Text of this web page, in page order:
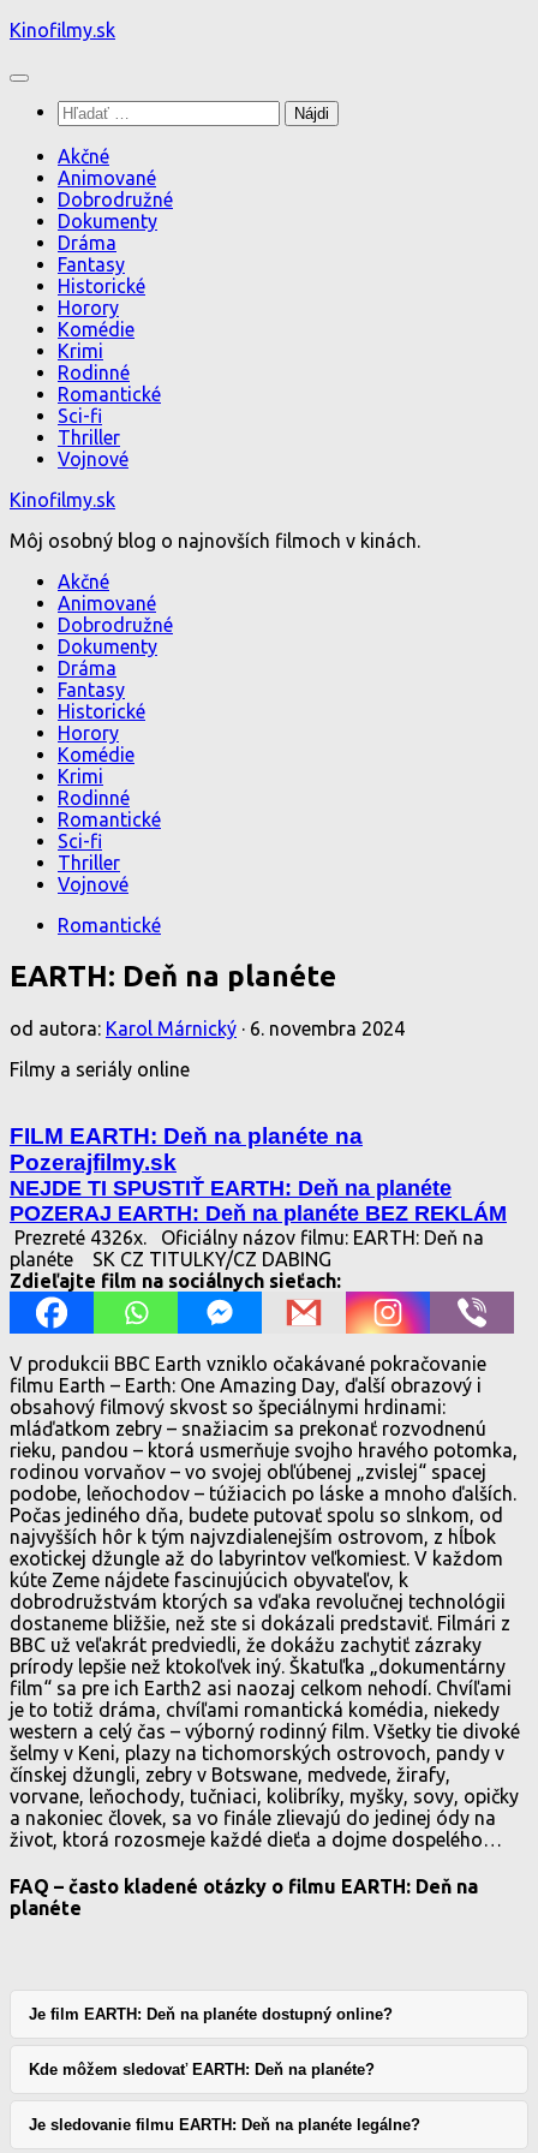
Preskočiť
obsah
Kinofilmy.sk
Hľadať:
Akčné
Animované
Dobrodružné
Dokumenty
Dráma
Fantasy
Historické
Horory
Komédie
Krimi
Rodinné
Romantické
Sci-fi
Thriller
Vojnové
Kinofilmy.sk
Môj osobný blog o najnovších filmoch v kinách.
Akčné
Animované
Dobrodružné
Dokumenty
Dráma
Fantasy
Historické
Horory
Komédie
Krimi
Rodinné
Romantické
Sci-fi
Thriller
Vojnové
Romantické
EARTH: Deň na planéte
od autora: Karol Márnický · 6. novembra 2024
Filmy a seriály online
FILM EARTH: Deň na planéte na
Pozerajfilmy.sk
NEJDE TI SPUSTIŤ EARTH: Deň na planéte
POZERAJ EARTH: Deň na planéte BEZ REKLÁM
Prezreté 4326x.
Oficiálny názov filmu: EARTH: Deň na
planéte
SK CZ TITULKY/CZ DABING
Zdieľajte film na sociálnych sieťach:
V produkcii BBC Earth vzniklo očakávané pokračovanie
filmu Earth – Earth: One Amazing Day, ďalší obrazový i
obsahový filmový skvost so špeciálnymi hrdinami:
mláďatkom zebry – snažiacim sa prekonať rozvodnenú
rieku, pandou – ktorá usmerňuje svojho hravého potomka,
rodinou vorvaňov – vo svojej obľúbenej „zvislej“ spacej
podobe, leňochodov – túžiacich po láske a mnoho ďalších.
Počas jediného dňa, budete putovať spolu so slnkom, od
najvyšších hôr k tým najvzdialenejším ostrovom, z hĺbok
exotickej džungle až do labyrintov veľkomiest. V každom
kúte Zeme nájdete fascinujúcich obyvateľov, k
dobrodružstvám ktorých sa vďaka revolučnej technológii
dostaneme bližšie, než ste si dokázali predstaviť. Filmári z
BBC už veľakrát predviedli, že dokážu zachytiť zázraky
prírody lepšie než ktokoľvek iný. Škatuľka „dokumentárny
film“ sa pre ich Earth2 asi naozaj celkom nehodí. Chvíľami
je to totiž dráma, chvíľami romantická komédia, niekedy
western a celý čas – výborný rodinný film. Všetky tie divoké
šelmy v Keni, plazy na tichomorských ostrovoch, pandy v
čínskej džungli, zebry v Botswane, medvede, žirafy,
vorvane, leňochody, tučniaci, kolibríky, myšky, sovy, opičky
a nakoniec človek, sa vo finále zlievajú do jedinej ódy na
život, ktorá rozosmeje každé dieťa a dojme dospelého…
FAQ – často kladené otázky o filmu EARTH: Deň na
planéte
Je film EARTH: Deň na planéte dostupný online?
Kde môžem sledovať EARTH: Deň na planéte?
Je sledovanie filmu EARTH: Deň na planéte legálne?